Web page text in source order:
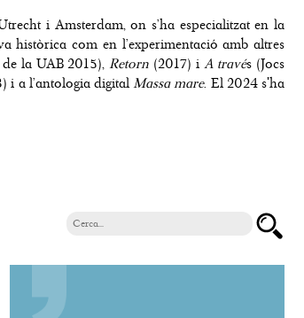
i Amsterdam, on s’ha especialitzat en la
històrica com en l’experimentació amb altres
la UAB 2015),Retorn (2017) i A través (Jocs
i a l’antologia digitalMassa mare. El 2024 s'ha